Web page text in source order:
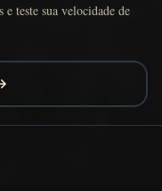
teste sua velocidade de